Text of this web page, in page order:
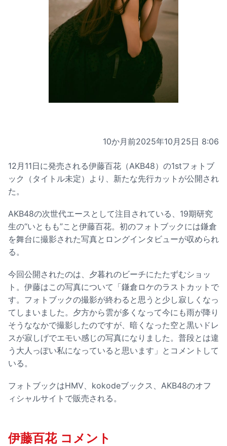
10か月前2025年10月25日 8:06
12月11日に発売される伊藤百花（AKB48）の1stフォトブ
ック（タイトル未定）より、新たな先行カットが公開され
た。
AKB48の次世代エースとして注目されている、19期研究
生の“いともも”こと伊藤百花。初のフォトブックには鎌倉
を舞台に撮影された写真とロングインタビューが収められ
る。
今回公開されたのは、夕暮れのビーチにたたずむショッ
ト。伊藤はこの写真について「鎌倉ロケのラストカットで
す。フォトブックの撮影が終わると思うと少し寂しくなっ
てしまいました。夕方から雲が多くなって今にも雨が降り
そうななかで撮影したのですが、暗くなった空と黒いドレ
スが寂しげでエモい感じの写真になりました。普段とは違
う大人っぽい私になっていると思います」とコメントして
いる。
フォトブックはHMV、kokodeブックス、AKB48のオフ
ィシャルサイトで販売される。
伊藤百花 コメント